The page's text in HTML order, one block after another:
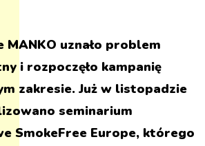
uznało problem
i rozpoczęło kampanię
zakresie. Już w listopadzie
seminarium
SmokeFree Europe, którego